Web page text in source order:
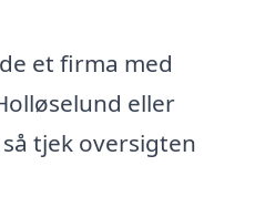
et firma med
eller
tjek oversigten